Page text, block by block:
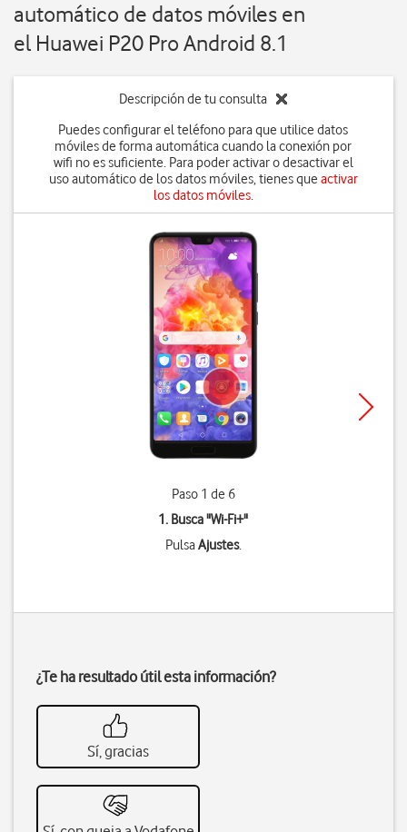
automático de datos móviles en
el Huawei P20 Pro Android 8.1
Descripción de tu consulta
Puedes configurar el teléfono para que utilice datos
móviles de forma automática cuando la conexión por
wifi no es suficiente. Para poder activar o desactivar el
uso automático de los datos móviles, tienes que activar
los datos móviles.
Paso 1 de 6
1. Busca "Wi-Fi+"
PulsaAjustes.
¿Te ha resultado útil esta información?
Sí, gracias